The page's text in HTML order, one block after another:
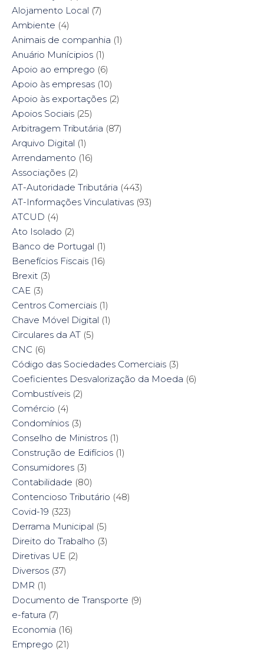
n
i
n
n
e
w
w
i
n
d
o
w
)
n
s
e
w
w
i
n
d
o
w
)
n
n
n
d
o
w
Alojamento Local (7)
Ambiente (4)
Animais de companhia (1)
Anuário Munícipios (1)
Apoio ao emprego (6)
Apoio às empresas (10)
Apoio às exportações (2)
Apoios Sociais (25)
Arbitragem Tributária (87)
Arquivo Digital (1)
Arrendamento (16)
Associações (2)
AT-Autoridade Tributária (443)
AT-Informações Vinculativas (93)
ATCUD (4)
Ato Isolado (2)
Banco de Portugal (1)
Benefícios Fiscais (16)
Brexit (3)
CAE (3)
Centros Comerciais (1)
Chave Móvel Digital (1)
Circulares da AT (5)
CNC (6)
Código das Sociedades Comerciais (3)
Coeficientes Desvalorização da Moeda (6)
Combustíveis (2)
Comércio (4)
Condomínios (3)
Conselho de Ministros (1)
Construção de Edifícios (1)
Consumidores (3)
Contabilidade (80)
Contencioso Tributário (48)
Covid-19 (323)
Derrama Municipal (5)
Direito do Trabalho (3)
Diretivas UE (2)
Diversos (37)
DMR (1)
Documento de Transporte (9)
e-fatura (7)
Economia (16)
Emprego (21)